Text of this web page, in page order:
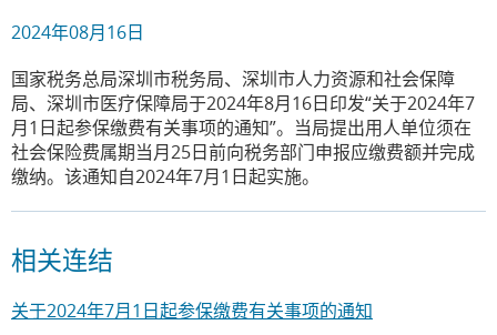
2024年08月16日
国家税务总局深圳市税务局、深圳市人力资源和社会保障
局、深圳市医疗保障局于2024年8月16日印发“关于2024年7
月1日起参保缴费有关事项的通知”。当局提出用人单位须在
社会保险费属期当月25日前向税务部门申报应缴费额并完成
缴纳。该通知自2024年7月1日起实施。
相关连结
关于2024年7月1日起参保缴费有关事项的通知